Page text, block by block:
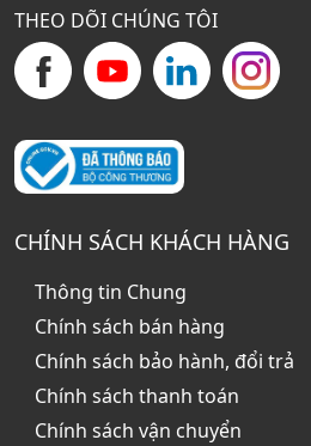
THEO DÕI CHÚNG TÔI
CHÍNH SÁCH KHÁCH HÀNG
Thông tin Chung
Chính sách bán hàng
Chính sách bảo hành, đổi trả
Chính sách thanh toán
Chính sách vận chuyển